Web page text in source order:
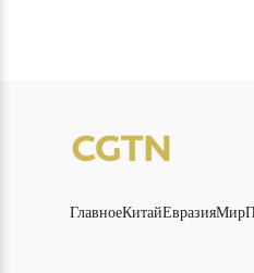
ГлавноеКитайЕвразияМир